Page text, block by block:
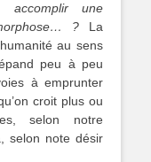
accomplir une
? La
au sens
peu à peu
à emprunter
croit plus ou
selon notre
selon note désir